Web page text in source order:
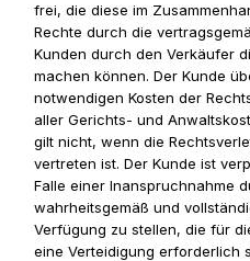
frei, die diese im
Rechte durch die
Kunden durch den Verkäufer
machen können. Der Kunde
notwendigen Kosten der
aller Gerichts- und
gilt nicht, wenn die
vertreten ist. Der Kunde ist
Falle einer Inanspruchnahme
wahrheitsgemäß und
Verfügung zu stellen, die für
eine Verteidigung erforderlich